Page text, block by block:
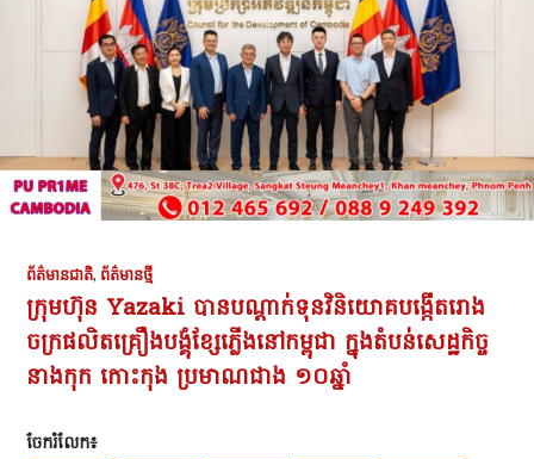
ព័ត៌មានជាតិ, ព័ត៌មានថ្មី
ក្រុមហ៊ុន Yazaki បានបណ្តាក់ទុនវិនិយោគបង្កើតរោង
ចក្រផលិតគ្រឿងបង្គុំខ្សែភ្លើងនៅកម្ពុជា​ ក្នុងតំបន់សេដ្ឋកិច្ច
នាងកុក កោះកុង ប្រមាណជាង ១០ឆ្នាំ
ចែករំលែក៖